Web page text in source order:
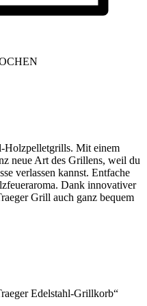
Holzpelletgrills. Mit einem
neue Art des Grillens, weil du
verlassen kannst. Entfache
Dank innovativer
Grill auch ganz bequem
Edelstahl-Grillkorb“